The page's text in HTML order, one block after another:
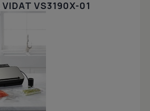
VIDAT VS3190X-01